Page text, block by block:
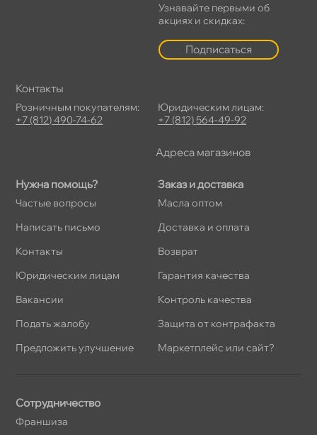
Нужна помощь?
Частые вопросы
Написать письмо
Контакты
Юридическим лицам
акансии
Подать жалобу
Предложить улучшение
Заказ и доставка
Масла оптом
Доставка и оплата
озврат
Гарантия качества
Контроль качества
Защита от контрафакта
Маркетплейс или сайт?
Узнавайте первыми о
акциях и скидках:
Подписаться
Сотрудничество
Франшиза
Контакты
Розничным покупателям:
+7 (812) 490-74-62
Юридическим лицам:
+7 (812) 564-49-92
Адреса магазино